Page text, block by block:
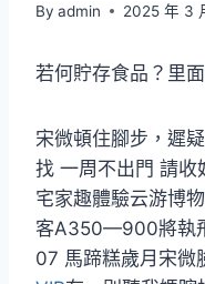
By admin 2025 年 3
若何貯存食品？里
宋微頓住腳步，遲
找 一周不出門 請
宅家趣體驗云游博
客A350—900將執
07 馬蹄糕歲月宋微